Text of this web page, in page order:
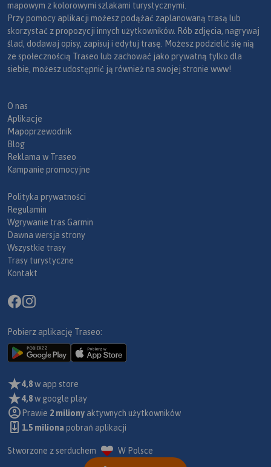
mapowym z kolorowymi szlakami turystycznymi.
Przy pomocy aplikacji możesz podążać zaplanowaną trasą lub
skorzystać z propozycji innych użytkowników. Rób zdjęcia, nagrywaj
ślad, dodawaj opisy, zapisuj i edytuj trasę. Możesz podzielić się nią
ze społecznością Traseo lub zachować jako prywatną tylko dla
siebie, możesz udostępnić ją również na swojej stronie www!
O nas
Aplikacje
Mapoprzewodnik
Blog
Reklama w Traseo
Kampanie promocyjne
Polityka prywatności
Regulamin
Wgrywanie tras Garmin
Dawna wersja strony
Wszystkie trasy
Trasy turystyczne
Kontakt
Pobierz aplikację Traseo:
4,8w app store
4,8w google play
Prawie 2 miliony aktywnych użytkowników
1.5 miliona pobrań aplikacji
Stworzone z serduchem W Polsce